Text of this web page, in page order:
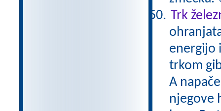
Trk
energijo
trkom
A
njegove